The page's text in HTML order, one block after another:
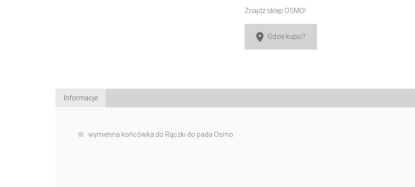
Znajdź sklep OSMO!
Gdzie kupic?
Informacje
wymienna końcówka do Rączki do pada Osmo